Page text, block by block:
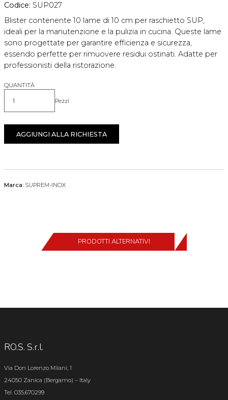
Codice: SUP027
Blister contenente 10 lame di 10 cm per raschietto SUP,
ideali per la manutenzione e la pulizia in cucina. Queste lame
sono progettate per garantire efficienza e sicurezza,
essendo perfette per rimuovere residui ostinati. Adatte per
professionisti della ristorazione.
QUANTITÀ
Quantità Pezzi
AGGIUNGI ALLA RICHIESTA
Marca: SUPREM-INOX
PRODOTTI ALTERNATIVI
RO.S. S.r.l.
Via Don Lorenzo Milani, 1
24050 Zanica (Bergamo) – Italy
Tel. 035.670299